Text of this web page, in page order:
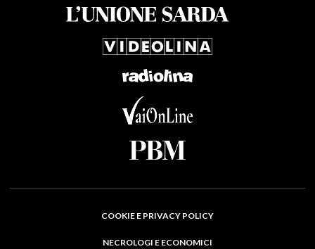
COOKIE E PRIVACY POLICY
NECROLOGI E ECONOMICI